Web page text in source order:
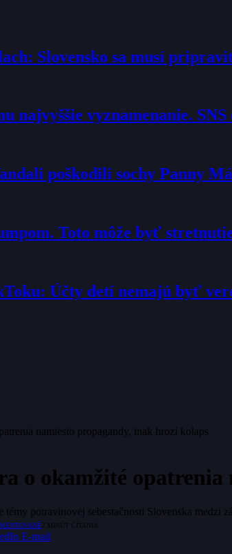
Slovensko sa musí
najvyššie vyznamenanie.
poškodili sochy Panny
Toto môže byť
Účty detí nemajú byť
namiesto propagandy, inak hrozí kolaps
o okamžité
potravinovej sebestačnosti Slovenska medzi
2 MINÚT ČÍTANIA
E-mail